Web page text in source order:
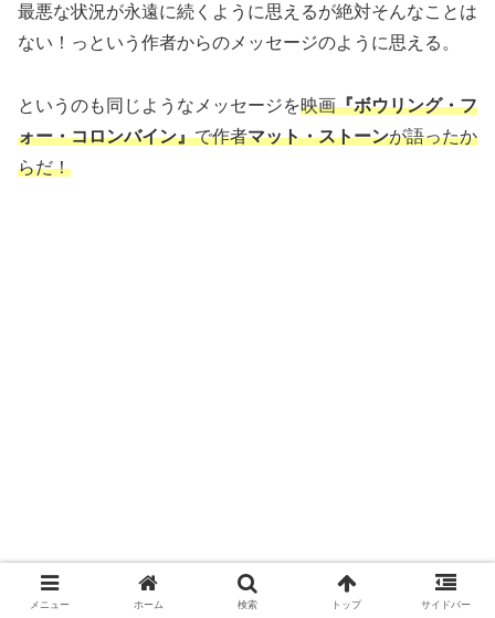
最悪な状況が永遠に続くように思えるが絶対そんなことは
ない！っという作者からのメッセージのように思える。
というのも同じようなメッセージを映画『ボウリング・フ
ォー・コロンバイン』で作者マット・ストーンが語ったか
らだ！
メニュー ホーム 検索 トップ サイドバー